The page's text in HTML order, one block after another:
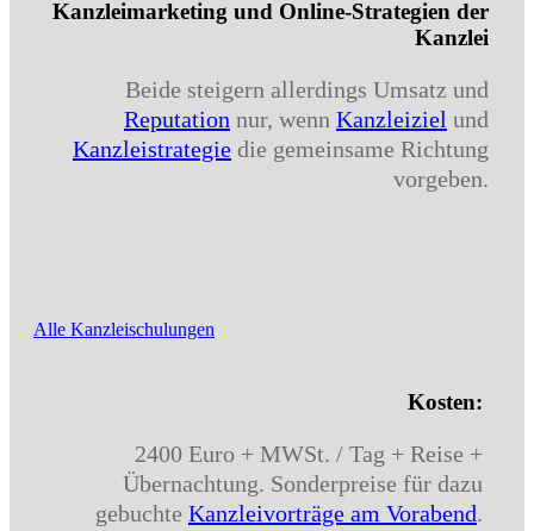
Kanzleimarketing und Online-Strategien der
Kanzlei
Beide steigern allerdings Umsatz und
Reputation nur, wenn Kanzleiziel und
Kanzleistrategie die gemeinsame Richtung
vorgeben.
Alle Kanzleischulungen
Kosten:
2400 Euro + MWSt. / Tag + Reise +
Übernachtung. Sonderpreise für dazu
gebuchte Kanzleivorträge am Vorabend.